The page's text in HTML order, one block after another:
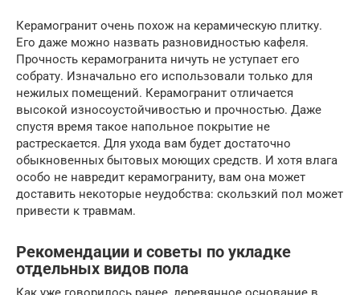
Керамогранит очень похож на керамическую плитку.
Его даже можно назвать разновидностью кафеля.
Прочность керамогранита ничуть не уступает его
собрату. Изначально его использовали только для
нежилых помещений. Керамогранит отличается
высокой износоустойчивостью и прочностью. Даже
спустя время такое напольное покрытие не
растрескается. Для ухода вам будет достаточно
обыкновенных бытовых моющих средств. И хотя влага
особо не навредит керамограниту, вам она может
доставить некоторые неудобства: скользкий пол может
привести к травмам.
Рекомендации и советы по укладке
отдельных видов пола